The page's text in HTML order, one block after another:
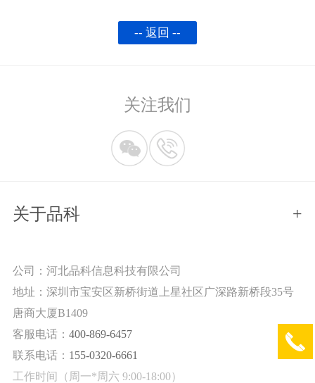
-- 返回 --
关注我们
+
关于品科
公司：河北品科信息科技有限公司
地址：深圳市宝安区新桥街道上星社区广深路新桥段35号
唐商大厦B1409
客服电话： 400-869-6457
联系电话： 155-0320-6661
工作时间（周一*周六 9:00-18:00）